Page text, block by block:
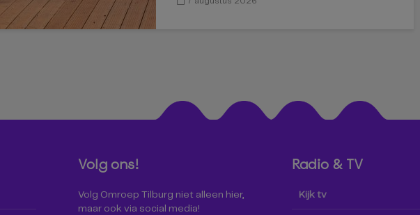
Volg ons!
Volg Omroep Tilburg niet alleen hier,
maar ook via social media!
Radio & TV
Kijk tv